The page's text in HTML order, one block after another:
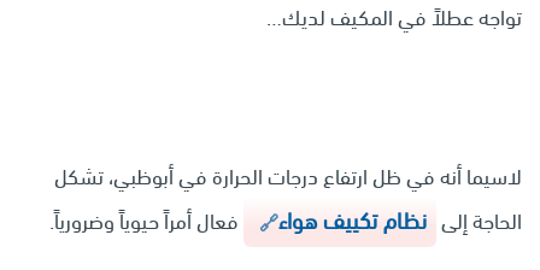
تواجه عطلاً في المكيف لديك…
لاسيما أنه في ظل ارتفاع درجات الحرارة في أبوظبي، تشكل
الحاجة إلى نظام تكييف هواء فعال أمراً حيوياً وضرورياً.